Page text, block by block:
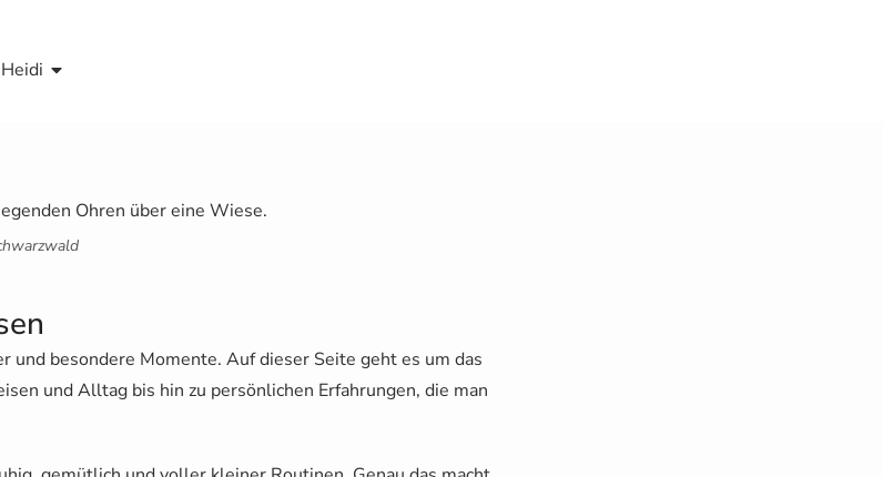
und besondere Momente. Auf dieser Seite geht es um das
und Alltag bis hin zu persönlichen Erfahrungen, die man